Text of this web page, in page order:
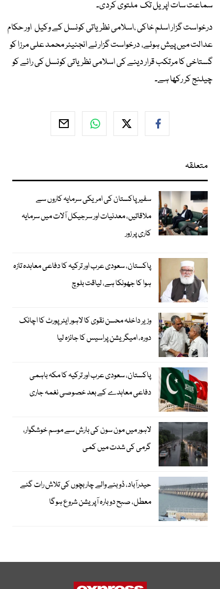
سماعت سات اپریل تک ملتوی کردی۔
درخواست گزار اسلم خاکی ،اسلامی نظریاتی کونسل کے وکیل اور حکام
عدالت میں پیش ہوئے، درخواست گزار نے انجنیئر محمد علی مرزا کو
گستاخی کا مرتکب قرار دینے کی اسلامی نظریاتی کونسل کی رائے کو
چیلنج کر رکھا ہے۔
متعلقہ
سفیر پاکستان کی امریکی سرمایہ کاروں سے
ملاقاتیں، معدنیات اور سرجیکل آلات میں سرمایہ
کاری پر زور
پاکستان، سعودی عرب اور ترکیہ کا دفاعی معاہدہ تازہ
ہوا کا جھونکا ہے، لیاقت بلوچ
وزیر داخلہ محسن نقوی کا لاہور ایئر پورٹ کا اچانک
دورہ، امیگریشن پراسیس کا جائزہ لیا
پاکستان، سعودی عرب اور ترکیہ کا مکہ باہمی
دفاعی معاہدے کے بعد خصوصی نغمہ جاری
لاہور میں مون سون کی بارش سے موسم خوشگوار،
گرمی کی شدت میں کمی
حیدرآباد، ڈوبنے والے چار بچوں کی تلاش رات گئے
معطل، صبح دوبارہ آپریشن شروع ہوگا